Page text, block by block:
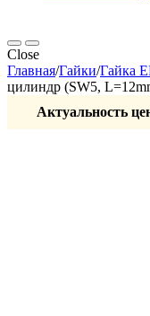
Close
Главная/Гайки/Гайка
цилиндр (SW5,
Актуальность